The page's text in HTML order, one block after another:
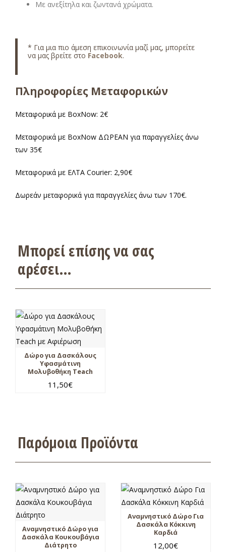
Με ανεξίτηλα και ζωντανά χρώματα.
* Για μια πιο άμεση επικοινωνία μαζί μας, μπορείτε
να μας βρείτε στο Facebook.
Πληροφορίες Μεταφορικών
Μεταφορικά με BoxNow: 2€
Μεταφορικά με BoxNow ΔΩΡΕΑΝ για παραγγελίες άνω
των 35€
Μεταφορικά με ΕΛΤΑ Courier: 2,90€
Δωρεάν μεταφορικά για παραγγελίες άνω των 170€.
Μπορεί επίσης να σας
αρέσει…
Δώρο για Δασκάλους
Υφασμάτινη
Μολυβοθήκη Teach
11,50€
Παρόμοια Προϊόντα
Αναμνηστικό Δώρο για
Δασκάλα Κουκουβάγια
Διάτρητο
Αναμνηστικό Δώρο Για
Δασκάλα Κόκκινη
Καρδιά
12,00€